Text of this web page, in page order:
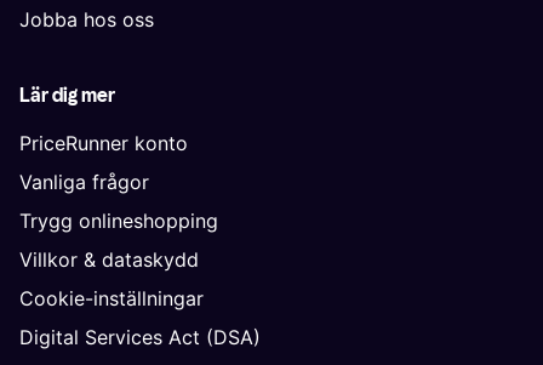
Jobba hos oss
Lär dig mer
PriceRunner konto
Vanliga frågor
Trygg onlineshopping
Villkor & dataskydd
Cookie-inställningar
Digital Services Act (DSA)